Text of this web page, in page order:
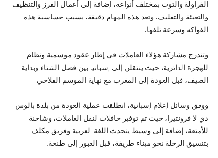
الفراولة والتوت بمختلف أنواعه، إضافة إلى أعمال الفرز والتنظيف
والتعبئة والتغليف. وتعد هذه المهام دقيقة، بسبب حساسية هذه
الفواكه وسرعة تلفها.
وتندرج مشاركة هؤلاء العاملات في إطار عقود موسمية ونظام
للهجرة الدائرية، حيث ينتقلن إلى إسبانيا بين فصل الشتاء وبداية
الصيف، قبل العودة إلى المغرب مع نهاية الموسم الفلاحي.
ووفق وسائل إعلام إسبانية، انطلقت عملية العودة من بلدة بالوس
دي لا فرونتيرا، حيث تم توفير حافلات لنقل العاملات، وشاحنة
للأمتعة، إضافة إلى وسيط يتحدث اللغة العربية وفريق مكلف
بتنسيق الرحلة نحو ميناء طريفة، قبل العبور إلى طنجة.